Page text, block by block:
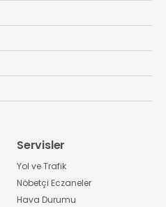
Servisler
Yol ve Trafik
Nöbetçi Eczaneler
Hava Durumu